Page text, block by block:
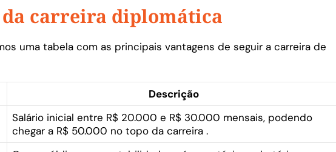
da carreira diplomática
uma tabela com as principais vantagens de seguir a carreira de
Descrição
Salário inicial entre R$ 20.000 e R$ 30.000 mensais, podendo
chegar a R$ 50.000 no topo da carreira .